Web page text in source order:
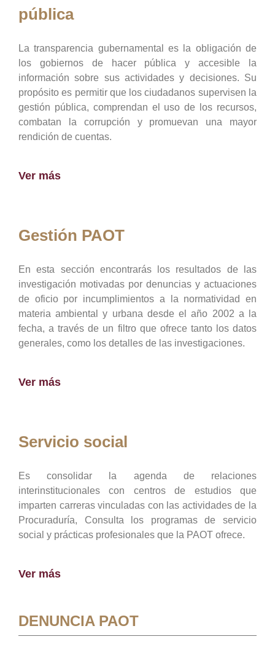
pública
La transparencia gubernamental es la obligación de
los gobiernos de hacer pública y accesible la
información sobre sus actividades y decisiones. Su
propósito es permitir que los ciudadanos supervisen la
gestión pública, comprendan el uso de los recursos,
combatan la corrupción y promuevan una mayor
rendición de cuentas.
Ver más
Gestión PAOT
En esta sección encontrarás los resultados de las
investigación motivadas por denuncias y actuaciones
de oficio por incumplimientos a la normatividad en
materia ambiental y urbana desde el año 2002 a la
fecha, a través de un filtro que ofrece tanto los datos
generales, como los detalles de las investigaciones.
Ver más
Servicio social
Es consolidar la agenda de relaciones
interinstitucionales con centros de estudios que
imparten carreras vinculadas con las actividades de la
Procuraduría, Consulta los programas de servicio
social y prácticas profesionales que la PAOT ofrece.
Ver más
DENUNCIA PAOT